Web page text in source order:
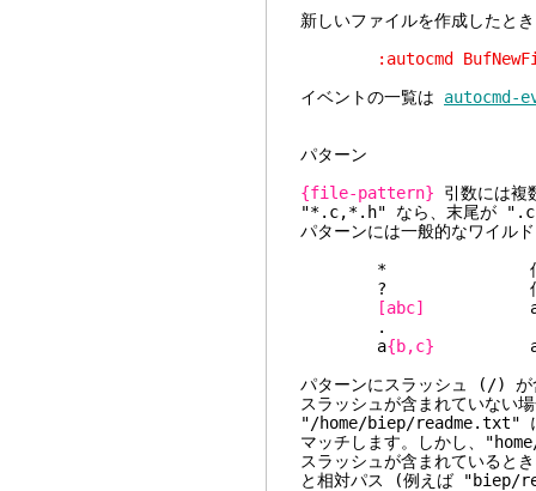
新しいファイルを作成したと
:autocmd
イベントの一覧は autocmd-
パターン
{file-pattern} 引数には複
"*.c,*.h" なら、末尾が ".c"
パターンには一般的なワイル
* 何かの文字
? 何かの文
[abc]
a か
. ドッ
a{b,c} ab
パターンにスラッシュ (/) が
スラッシュが含まれていない
"/home/biep/readme.txt"
マッチします。しかし、
スラッシュが含まれている
と相対パス (例えば "biep/